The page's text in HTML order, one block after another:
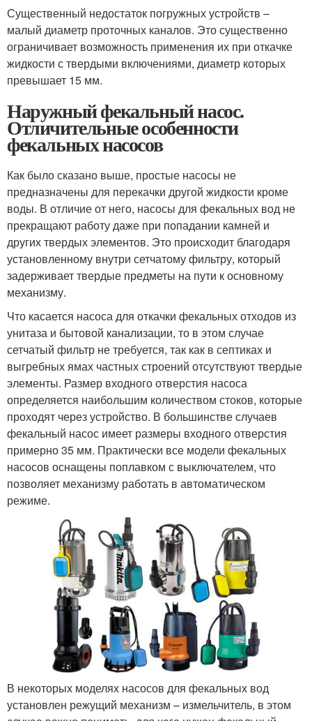
Существенный недостаток погружных устройств –
малый диаметр проточных каналов. Это существенно
ограничивает возможность применения их при откачке
жидкости с твердыми включениями, диаметр которых
превышает 15 мм.
Наружный фекальный насос.
Отличительные особенности
фекальных насосов
Как было сказано выше, простые насосы не
предназначены для перекачки другой жидкости кроме
воды. В отличие от него, насосы для фекальных вод не
прекращают работу даже при попадании камней и
других твердых элементов. Это происходит благодаря
установленному внутри сетчатому фильтру, который
задерживает твердые предметы на пути к основному
механизму.
Что касается насоса для откачки фекальных отходов из
унитаза и бытовой канализации, то в этом случае
сетчатый фильтр не требуется, так как в септиках и
выгребных ямах частных строений отсутствуют твердые
элементы. Размер входного отверстия насоса
определяется наибольшим количеством стоков, которые
проходят через устройство. В большинстве случаев
фекальный насос имеет размеры входного отверстия
примерно 35 мм. Практически все модели фекальных
насосов оснащены поплавком с выключателем, что
позволяет механизму работать в автоматическом
режиме.
В некоторых моделях насосов для фекальных вод
установлен режущий механизм – измельчитель, в этом